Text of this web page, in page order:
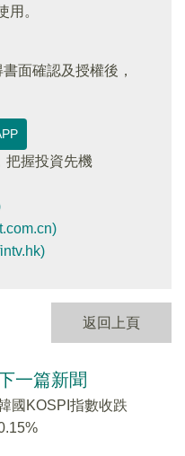
用。
書面確認及授權後，
把握投資先機
返回上頁
一篇新聞
國KOSPI指數收跌